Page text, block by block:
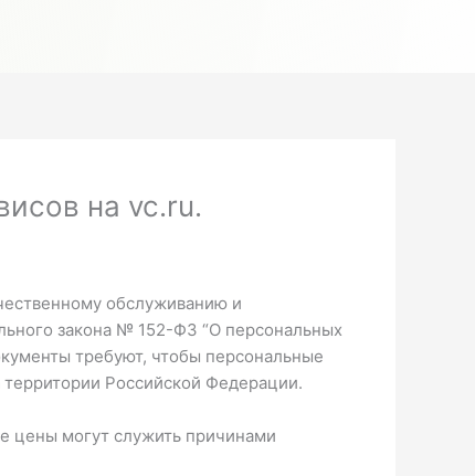
на vc.ru.
обслуживанию и
закона № 152-ФЗ “О персональных
требуют, чтобы персональные
Российской Федерации.
цены могут служить причинами